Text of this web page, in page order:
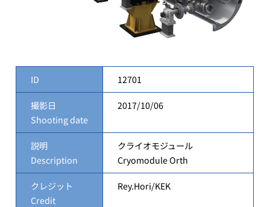
ID 12701
撮影日
Shooting date
2017/10/06
説明
Description
クライオモジュール
Cryomodule Orth
クレジット
Credit
Rey.Hori/KEK